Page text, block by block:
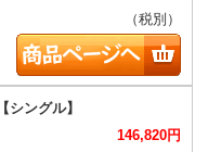
（税別）
146,820円